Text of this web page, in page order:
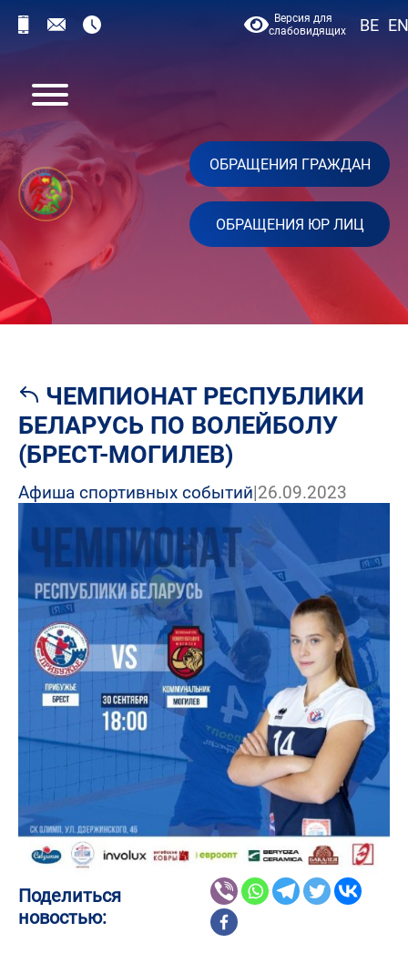
Версия для
слабовидящих
BE EN
ОБРАЩЕНИЯ ГРАЖДАН
ОБРАЩЕНИЯ ЮР ЛИЦ
ЧЕМПИОНАТ РЕСПУБЛИКИ
БЕЛАРУСЬ ПО ВОЛЕЙБОЛУ
(БРЕСТ-МОГИЛЕВ)
Афиша спортивных событий|26.09.2023
Поделиться
новостью: